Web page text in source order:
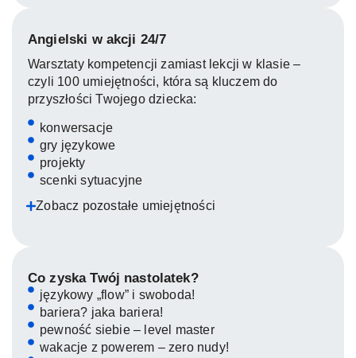
Angielski w akcji 24/7
Warsztaty kompetencji zamiast lekcji w klasie –
czyli 100 umiejętności, która są kluczem do
przyszłości Twojego dziecka:
konwersacje
gry językowe
projekty
scenki sytuacyjne
Zobacz pozostałe umiejętności
Co zyska Twój nastolatek?
językowy „flow” i swoboda!
bariera? jaka bariera!
pewność siebie – level master
wakacje z powerem – zero nudy!